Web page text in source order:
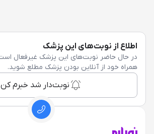
اطلاع از نوبت‌های این پزشک
در حال حاضر نوبت‌های این پزشک غیرفعال
همراه خود از آنلاین بودن پزشک مطلع شوید.
نوبت‌دار شد خبرم کن